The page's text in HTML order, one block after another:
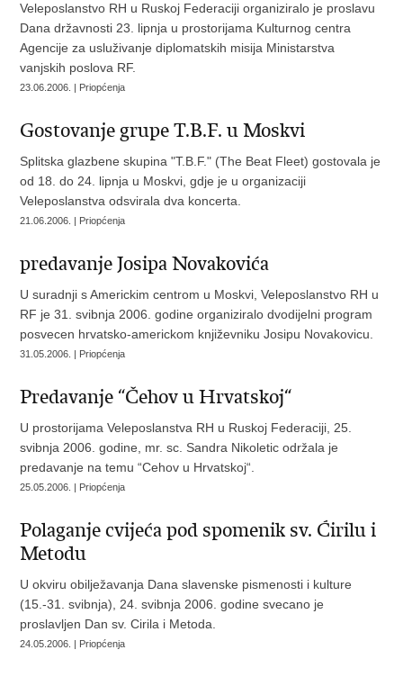
Veleposlanstvo RH u Ruskoj Federaciji organiziralo je proslavu
Dana državnosti 23. lipnja u prostorijama Kulturnog centra
Agencije za usluživanje diplomatskih misija Ministarstva
vanjskih poslova RF.
23.06.2006. | Priopćenja
Gostovanje grupe T.B.F. u Moskvi
Splitska glazbene skupina "T.B.F." (The Beat Fleet) gostovala je
od 18. do 24. lipnja u Moskvi, gdje je u organizaciji
Veleposlanstva odsvirala dva koncerta.
21.06.2006. | Priopćenja
predavanje Josipa Novakovića
U suradnji s Americkim centrom u Moskvi, Veleposlanstvo RH u
RF je 31. svibnja 2006. godine organiziralo dvodijelni program
posvecen hrvatsko-americkom književniku Josipu Novakovicu.
31.05.2006. | Priopćenja
Predavanje “Čehov u Hrvatskoj“
U prostorijama Veleposlanstva RH u Ruskoj Federaciji, 25.
svibnja 2006. godine, mr. sc. Sandra Nikoletic održala je
predavanje na temu “Cehov u Hrvatskoj“.
25.05.2006. | Priopćenja
Polaganje cvijeća pod spomenik sv. Ćirilu i
Metodu
U okviru obilježavanja Dana slavenske pismenosti i kulture
(15.-31. svibnja), 24. svibnja 2006. godine svecano je
proslavljen Dan sv. Cirila i Metoda.
24.05.2006. | Priopćenja